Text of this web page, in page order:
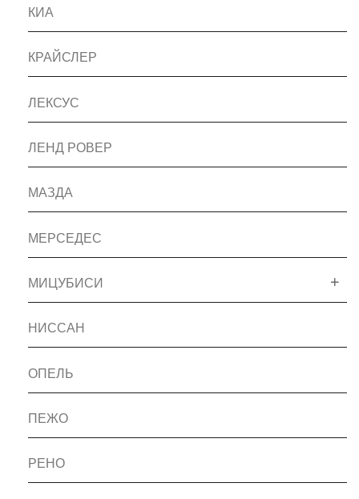
КИА
КРАЙСЛЕР
ЛЕКСУС
ЛЕНД РОВЕР
МАЗДА
МЕРСЕДЕС
МИЦУБИСИ
НИССАН
ОПЕЛЬ
ПЕЖО
РЕНО